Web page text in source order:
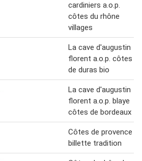
cardiniers a.o.p.
côtes du rhône
villages
La cave d'augustin
florent a.o.p. côtes
de duras bio
La cave d'augustin
florent a.o.p. blaye
côtes de bordeaux
Côtes de provence
billette tradition